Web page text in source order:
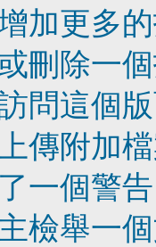
加更多
刪除一
問這個
傳附加
一個警
檢舉一